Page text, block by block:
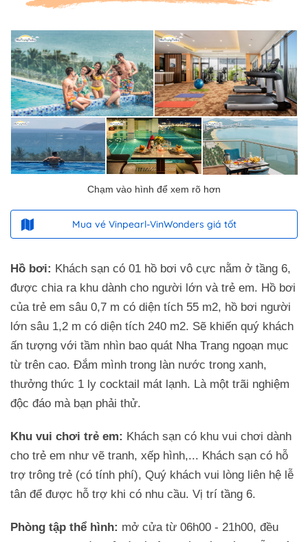
Mua vé Vinpearl-VinWonders giá tốt
Hồ bơi: Khách sạn có 01 hồ bơi vô cực nằm ở tầng 6,
được chia ra khu dành cho người lớn và trẻ em. Hồ bơi
của trẻ em sâu 0,7 m có diện tích 55 m2, hồ bơi người
lớn sâu 1,2 m có diện tích 240 m2. Sẽ khiến quý khách
ấn tượng với tầm nhìn bao quát Nha Trang ngoạn mục
từ trên cao. Đắm mình trong làn nước trong xanh,
thưởng thức 1 ly cocktail mát lạnh. Là một trãi nghiệm
độc đáo mà bạn phải thử.
Khu vui chơi trẻ em: Khách sạn có khu vui chơi dành
cho trẻ em như vẽ tranh, xếp hình,... Khách sạn có hỗ
trợ trông trẻ (có tính phí), Quý khách vui lòng liên hệ lễ
tân để được hỗ trợ khi có nhu cầu. Vị trí tầng 6.
Phòng tập thể hình: mở cửa từ 06h00 - 21h00, đều